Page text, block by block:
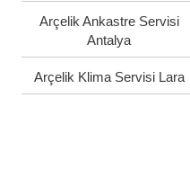
Arçelik Ankastre Servisi
Antalya
Arçelik Klima Servisi Lara